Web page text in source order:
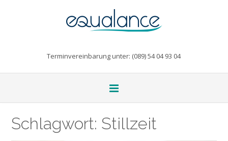
Terminvereinbarung unter: (089) 54 04 93 04
Schlagwort: Stillzeit